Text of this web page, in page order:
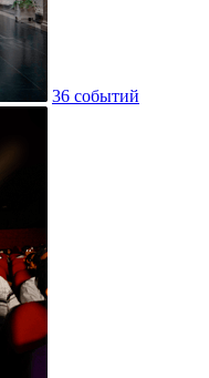
36 событий